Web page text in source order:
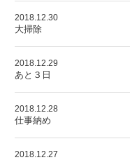
2018.12.30
大掃除
2018.12.29
あと３日
2018.12.28
仕事納め
2018.12.27